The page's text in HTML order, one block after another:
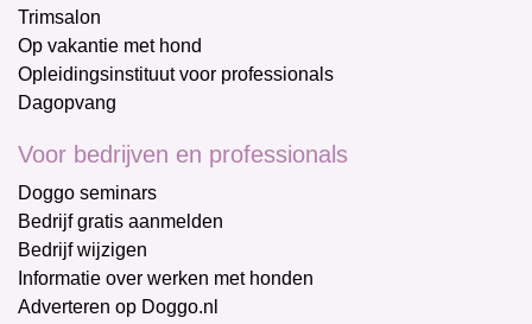
Trimsalon
Op vakantie met hond
Opleidingsinstituut voor professionals
Dagopvang
Voor bedrijven en professionals
Doggo seminars
Bedrijf gratis aanmelden
Bedrijf wijzigen
Informatie over werken met honden
Adverteren op Doggo.nl